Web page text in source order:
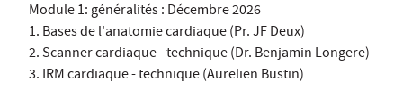
Module 1: généralités : Décembre 2026
1. Bases de l'anatomie cardiaque (Pr. JF Deux)
2. Scanner cardiaque - technique (Dr. Benjamin Longere)
3. IRM cardiaque - technique (Aurelien Bustin)